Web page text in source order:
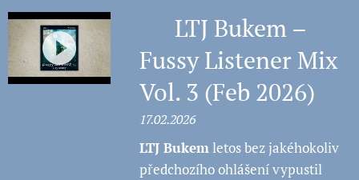
🎧 LTJ Bukem –
Fussy Listener Mix
Vol. 3 (Feb 2026)
17.02.2026
LTJ Bukemletos bez jakéhokoliv
předchozího ohlášení vypustil